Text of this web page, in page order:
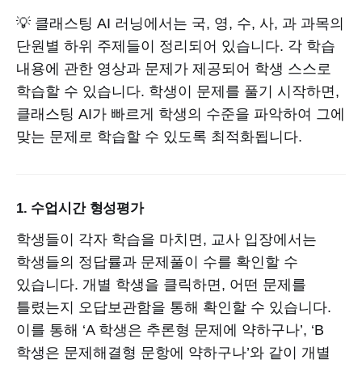
💡 클래스팅 AI 러닝에서는 국, 영, 수, 사, 과 과목의
단원별 하위 주제들이 정리되어 있습니다. 각 학습
내용에 관한 영상과 문제가 제공되어 학생 스스로
학습할 수 있습니다. 학생이 문제를 풀기 시작하면,
클래스팅 AI가 빠르게 학생의 수준을 파악하여 그에
맞는 문제로 학습할 수 있도록 최적화됩니다.
1. 수업시간 형성평가
학생들이 각자 학습을 마치면, 교사 입장에서는
학생들의 정답률과 문제풀이 수를 확인할 수
있습니다. 개별 학생을 클릭하면, 어떤 문제를
틀렸는지 오답보관함을 통해 확인할 수 있습니다.
이를 통해 ‘A 학생은 추론형 문제에 약하구나’, ‘B
학생은 문제해결형 문항에 약하구나’와 같이 개별